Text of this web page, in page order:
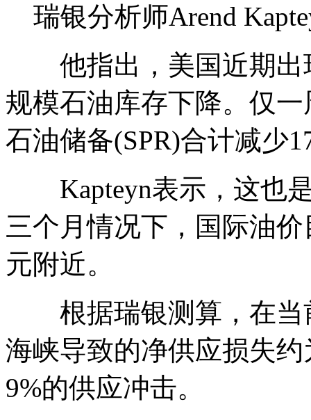
瑞银分析师Arend
他指出，美国近期出
规模石油库存下降。仅
石油储备(SPR)合计减少
Kapteyn表示，这也是
三个月情况下，国际油
元附近。
根据瑞银测算，在当
海峡导致的净供应损失
9%的供应冲击。